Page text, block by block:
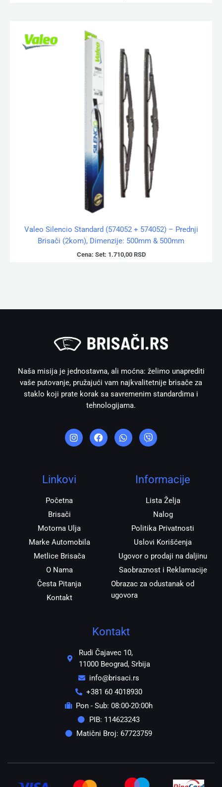
Valeo Silencio Standard (574052 + 574052) – Prednji
Brisači (2kom), Dimenzije: 500mm & 500mm
Cena: Set: 1.710,00 RSD
Naša misija je jednostavna, ali moćna: želimo unaprediti
vaše putovanje, pružajući vam najkvalitetnije brisače za
staklo koji prate korak sa savremenim standardima i
tehnologijama.
n
s
t
r
a
a
c
e
h
a
t
i
b
e
Linkovi
Početna
Brisači
Motorna Ulja
Marke Automobila
Metlice Brisača
O Nama
Česta Pitanja
Kontakt
Informacije
Lista Želja
Nalog
Politika Privatnosti
Uslovi Korišćenja
Ugovor o prodaji na daljinu
Saobraznost i Reklamacije
Obrazac za odustanak od
ugovora
Kontakt
Rudi Čajavec 10,
11000 Beograd, Srbija
info@brisaci.rs
+381 60 4018930
Pon - Sub: 08:00-20:00h
PIB: 114623243
Matični Broj: 67723759